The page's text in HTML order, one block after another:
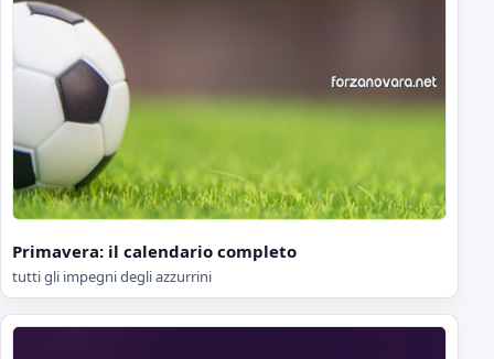
Primavera: il calendario completo
tutti gli impegni degli azzurrini